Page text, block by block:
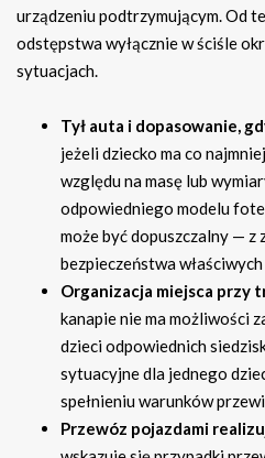
urządzeniu podtrzymującym. Od
odstępstwa wyłącznie w ściśle
sytuacjach.
Tył auta i dopasowanie,
jeżeli dziecko ma co
względu na masę lub
odpowiedniego modelu
może być dopuszczalny — z
bezpieczeństwa
Organizacja miejsca przy
kanapie nie ma możliwości
dzieci odpowiednich
sytuacyjne dla jednego
spełnieniu warunków
Przewóz pojazdami